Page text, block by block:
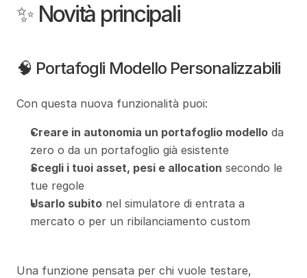
✨ Novità principali
🧠 Portafogli Modello Personalizzabili
Con questa nuova funzionalità puoi:
Creare in autonomia un portafoglio modello da
zero o da un portafoglio già esistente
Scegli i tuoi asset, pesi e allocation secondo le
tue regole
Usarlo subito nel simulatore di entrata a
mercato o per un ribilanciamento custom
Una funzione pensata per chi vuole testare,